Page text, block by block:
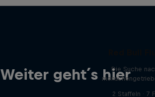
Weiter geht´s hier
Die Suche
2 Staffeln · 7